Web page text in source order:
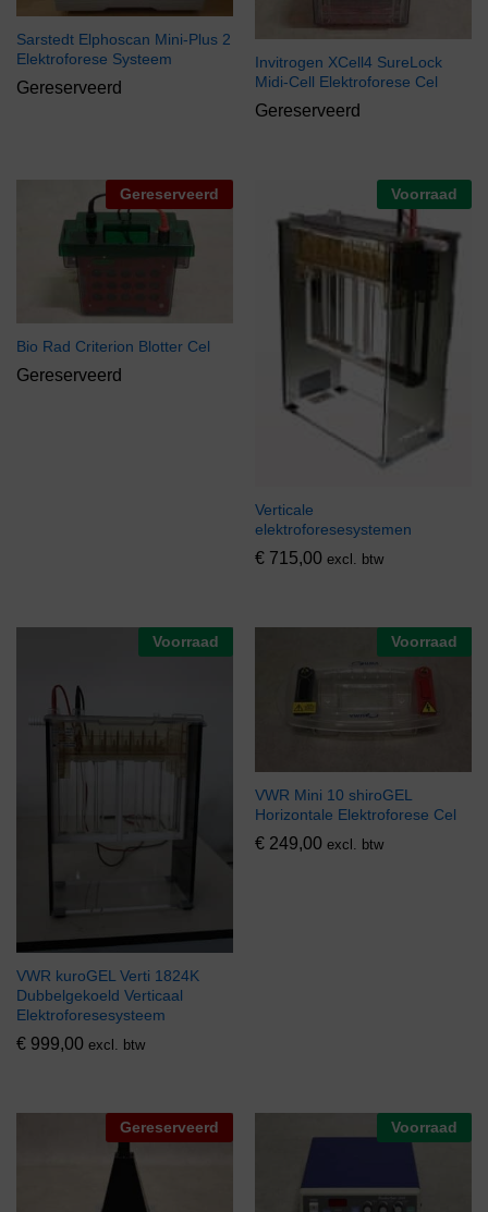
Sarstedt Elphoscan Mini-Plus 2
Elektroforese Systeem
Gereserveerd
Invitrogen XCell4 SureLock
Midi-Cell Elektroforese Cel
Gereserveerd
Gereserveerd
Bio Rad Criterion Blotter Cel
Gereserveerd
Voorraad
Verticale
elektroforesesystemen
€ 715,00 excl. btw
Voorraad
VWR kuroGEL Verti 1824K
Dubbelgekoeld Verticaal
Elektroforesesysteem
€ 999,00 excl. btw
Voorraad
VWR Mini 10 shiroGEL
Horizontale Elektroforese Cel
€ 249,00 excl. btw
Gereserveerd Voorraad